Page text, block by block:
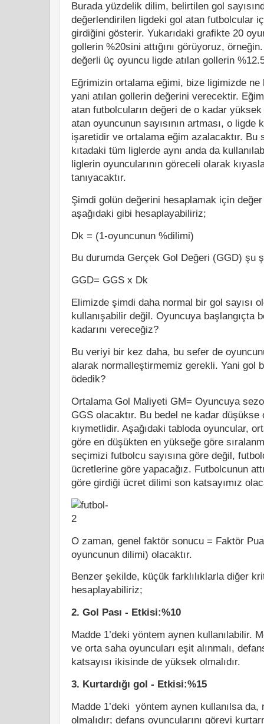
Burada yüzdelik dilim, belirtilen gol
değerlendirilen ligdeki gol atan futbolcular
girdiğini gösterir. Yukarıdaki grafikte 20
gollerin %20sini attığını görüyoruz,
değerli üç oyuncu ligde atılan gollerin
Eğrimizin ortalama eğimi, bize ligimizde ne
yani atılan gollerin değerini verecektir.
atan futbolcuların değeri de o kadar
atan oyuncunun sayısının artması, o ligde
işaretidir ve ortalama eğim azalacaktır. Bu
kıtadaki tüm liglerde aynı anda da
liglerin oyuncularının göreceli olarak
tanıyacaktır.
Şimdi golün değerini hesaplamak için değer
aşağıdaki gibi hesaplayabiliriz;
Dk = (1-oyuncunun %dilimi)
Bu durumda Gerçek Gol Değeri (GGD) şu
GGD= GGS x Dk
Elimizde şimdi daha normal bir gol sayısı
kullanışabilir değil. Oyuncuya başlangıçta
kadarını vereceğiz?
Bu veriyi bir kez daha, bu sefer de
alarak normalleştirmemiz gerekli. Yani gol
ödedik?
Ortalama Gol Maliyeti GM= Oyuncuya
GGS olacaktır. Bu bedel ne kadar düşükse
kıymetlidir. Aşağıdaki tabloda oyuncular,
göre en düşükten en yükseğe göre
seçimizi futbolcu sayısına göre değil,
ücretlerine göre yapacağız. Futbolcunun
göre girdiği ücret dilimi son katsayımız
O zaman, genel faktör sonucu = Faktör
oyuncunun dilimi) olacaktır.
Benzer şekilde, küçük farklılıklarla diğer
hesaplayabiliriz;
2. Gol Pası - Etkisi:%10
Madde 1’deki yöntem aynen kullanılabilir.
ve orta saha oyuncuları eşit alınmalı,
katsayısı ikisinde de yüksek olmalıdır.
3. Kurtardığı gol - Etkisi:%15
Madde 1’deki yöntem aynen kullanılsa da,
olmalıdır; defans oyuncularını görevi